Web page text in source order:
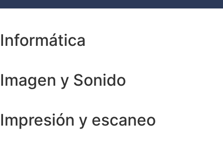
Informática
Imagen y Sonido
Impresión y escaneo